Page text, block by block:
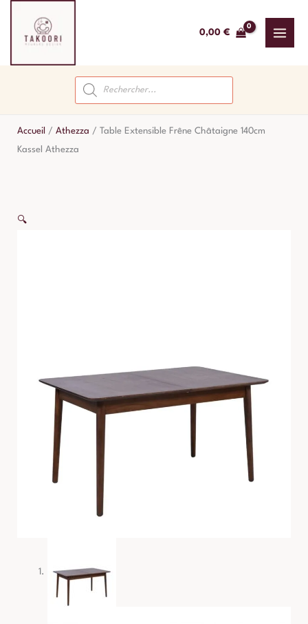
contenu
0,00 €
Recherche
de
produits
Accueil / Athezza / Table Extensible Frêne Châtaigne 140cm
Kassel Athezza
🔍